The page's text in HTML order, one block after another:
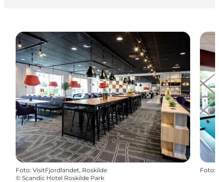
Foto: VisitFjordlandet, Roskilde
© Scandic Hotel Roskilde Park
Foto: